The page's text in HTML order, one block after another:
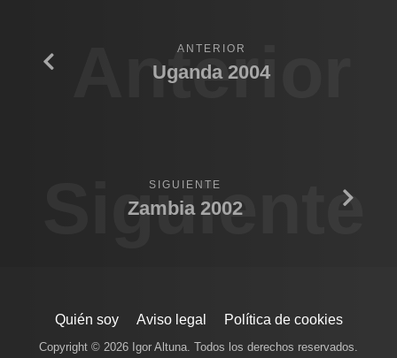
Anterior
ANTERIOR
Uganda 2004
Siguiente
SIGUIENTE
Zambia 2002
Quién soy Aviso legal Política de cookies
Copyright © 2026 Igor Altuna. Todos los derechos reservados.